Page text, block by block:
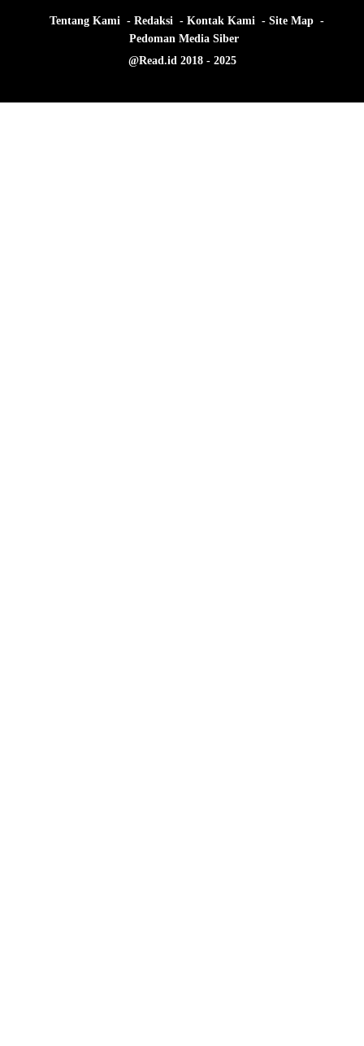
Tentang Kami Redaksi Kontak Kami
Site Map
Pedoman Media Siber
@Read.id 2018 - 2025